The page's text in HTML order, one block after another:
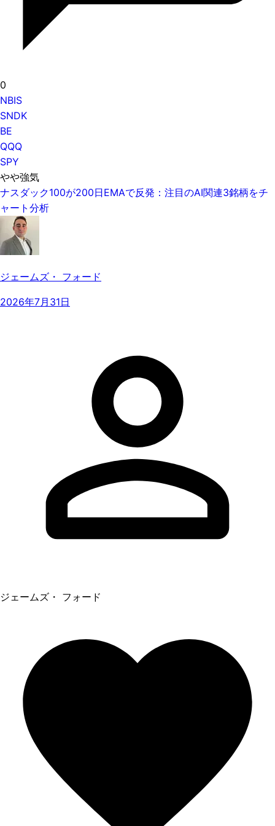
0
NBIS
SNDK
BE
QQQ
SPY
やや強気
ナスダック100が200日EMAで反発：注目のAI関連3銘柄をチ
ャート分析
ジェームズ・ フォード
2026年7月31日
ジェームズ・ フォード